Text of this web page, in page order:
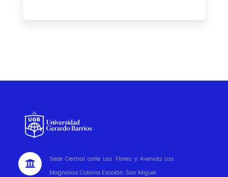

Sede Central calle Las Flores y Avenida Las
Magnolias Colonia Escolán. San Miguel.